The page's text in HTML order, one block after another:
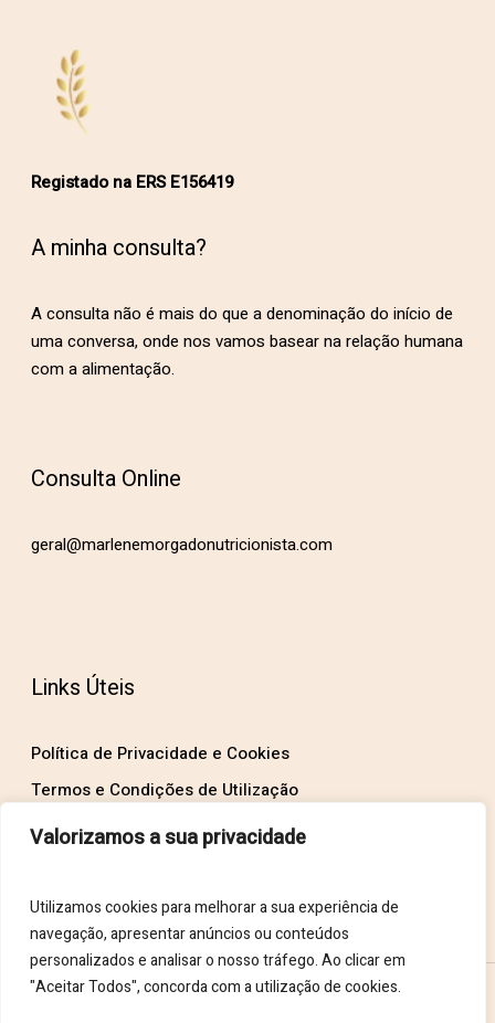
Valorizamos a sua privacidade
Utilizamos cookies para melhorar a sua experiência de
navegação, apresentar anúncios ou conteúdos
personalizados e analisar o nosso tráfego. Ao clicar em
"Aceitar Todos", concorda com a utilização de cookies.
Registado na ERS E156419
A minha consulta?
A consulta não é mais do que a denominação do início de
uma conversa, onde nos vamos basear na relação humana
com a alimentação.
Consulta Online
geral@marlenemorgadonutricionista.com
Links Úteis
Política de Privacidade e Cookies
Termos e Condições de Utilização
Marlene Morgado Nutricionista © 2024 Todos os direitos